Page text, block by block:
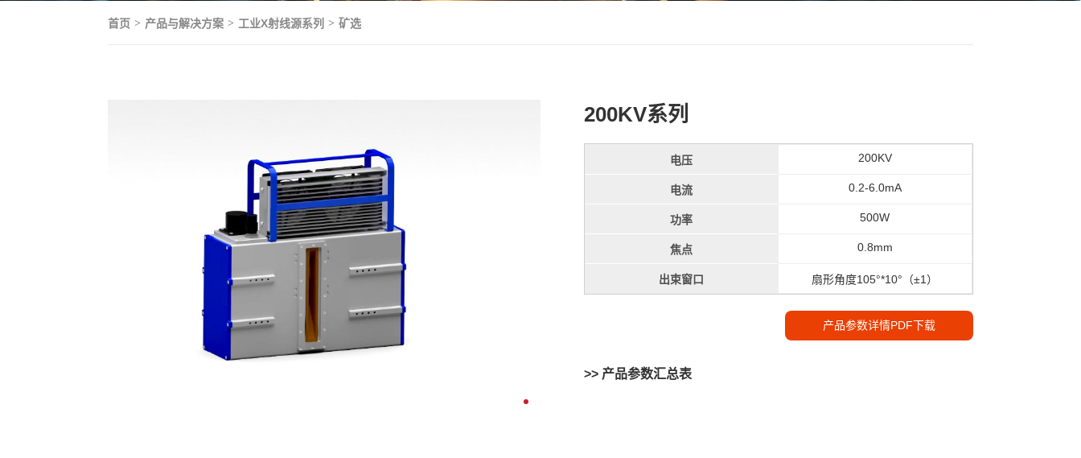
首页 产品与解决方案 工业X射线源系列 矿选
200KV系列
电压 200KV
电流 0.2-6.0mA
功率 500W
焦点 0.8mm
出束窗口 扇形角度105°*10°（±1）
产品参数详情PDF下载
>> 产品参数汇总表